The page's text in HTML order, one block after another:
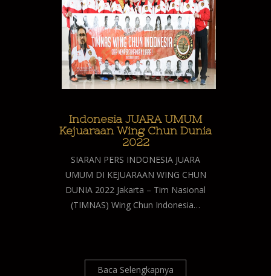
Indonesia JUARA UMUM
Kejuaraan Wing Chun Dunia
2022
SIARAN PERS INDONESIA JUARA
UMUM DI KEJUARAAN WING CHUN
DUNIA 2022 Jakarta – Tim Nasional
(TIMNAS) Wing Chun Indonesia…
Baca Selengkapnya